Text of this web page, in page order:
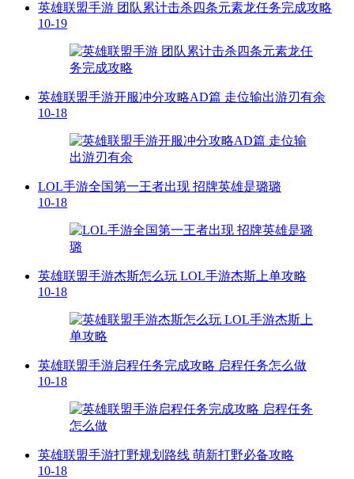
英雄联盟手游 团队累计击杀四条元素龙任务完成攻略
10-19
英雄联盟手游开服冲分攻略AD篇 走位输出游刃有余
10-18
LOL手游全国第一王者出现 招牌英雄是璐璐
10-18
英雄联盟手游杰斯怎么玩 LOL手游杰斯上单攻略​
10-18
英雄联盟手游启程任务完成攻略 启程任务怎么做
10-18
英雄联盟手游打野规划路线 萌新打野必备攻略
10-18